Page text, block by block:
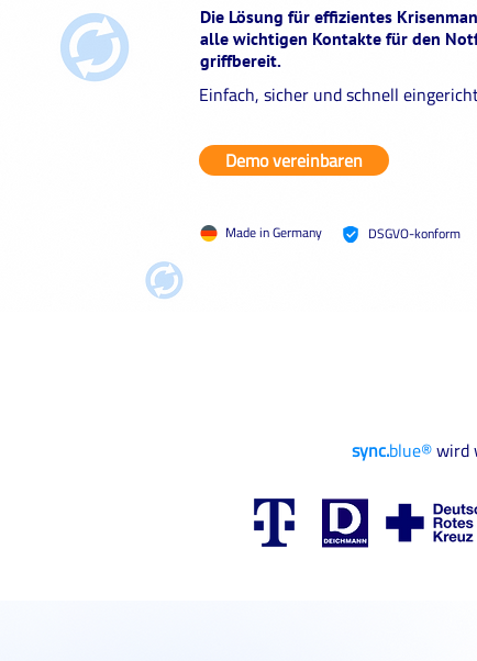
Die Lösung für effizientes
alle wichtigen Kontakte für den
griffbereit.
Einfach, sicher und schnell
Demo vereinbaren
Made in Germany DSGVO-konform
sync.blue®wird